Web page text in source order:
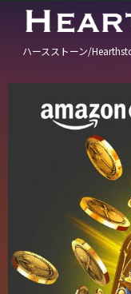
ハースストーン/